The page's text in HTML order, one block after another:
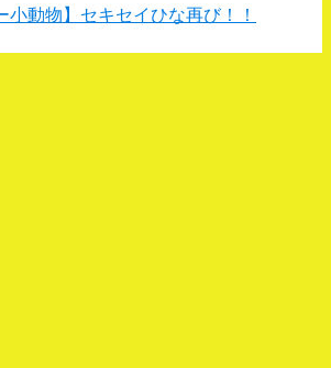
小動物】セキセイひな再び！！